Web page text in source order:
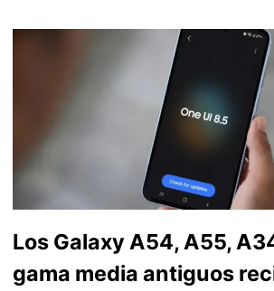
Los Galaxy A54, A55,
gama media antiguos